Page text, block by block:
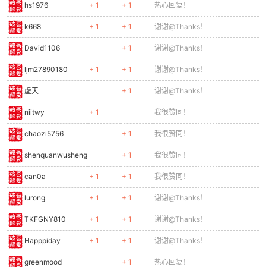
hs1976 + 1 + 1 热心回复！
k668 + 1 + 1 谢谢@Thanks！
David1106 + 1 谢谢@Thanks！
ljm27890180 + 1 + 1 谢谢@Thanks！
虚天 + 1 谢谢@Thanks！
niitwy + 1 我很赞同！
chaozi5756 + 1 我很赞同！
shenquanwusheng + 1 我很赞同！
can0a + 1 + 1 我很赞同！
lurong + 1 + 1 谢谢@Thanks！
TKFGNY810 + 1 + 1 谢谢@Thanks！
Happpiday + 1 + 1 谢谢@Thanks！
greenmood + 1 热心回复！